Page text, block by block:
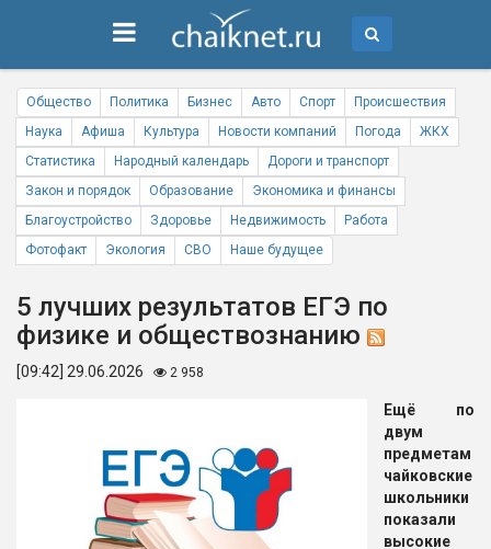
Общество Политика Бизнес Авто Спорт
Происшествия
Наука
Афиша Культура Новости компаний Погода
ЖКХ
Статистика
Народный календарь
Дороги и транспорт
Закон и порядок
Образование
Экономика и финансы
Благоустройство
Здоровье Недвижимость
Работа
Фотофакт
Экология СВО Наше будущее
5 лучших результатов ЕГЭ по
физике и обществознанию
[09:42] 29.06.2026 2 958
Ещё по
двум
предметам
чайковские
школьники
показали
высокие